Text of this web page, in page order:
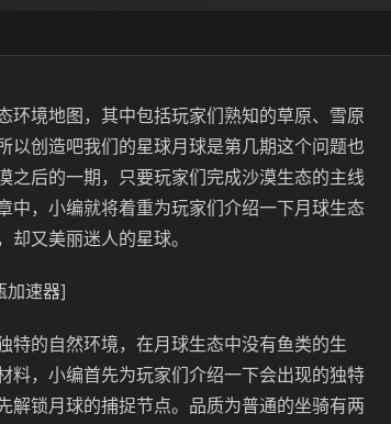
环境地图，其中包括玩家们熟知的草原、雪原
以创造吧我们的星球月球是第几期这个问题也
之后的一期，只要玩家们完成沙漠生态的主线
中，小编就将着重为玩家们介绍一下月球生态
又美丽迷人的星球。
加速器]
特的自然环境，在月球生态中没有鱼类的生
料，小编首先为玩家们介绍一下会出现的独特
解锁月球的捕捉节点。品质为普通的坐骑有两